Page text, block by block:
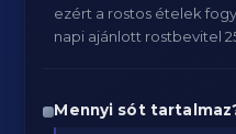
ezért a rostos ételek
napi ajánlott rostbevitel
Mennyi sót